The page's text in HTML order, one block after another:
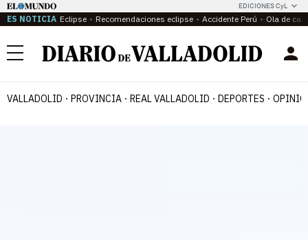
EDICIONES CyL
ES NOTICIA Eclipse Recomendaciones eclipse Accidente Perú Ola de
Menú
VALLADOLID PROVINCIA REAL VALLADOLID DEPORTES